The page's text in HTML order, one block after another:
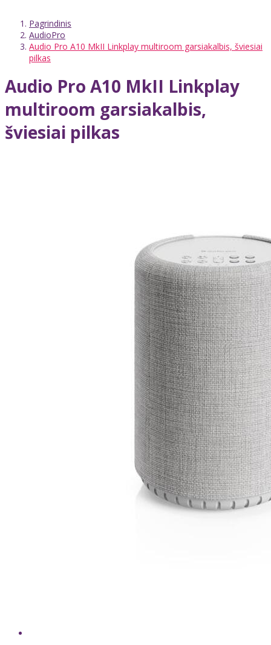
Pagrindinis
AudioPro
Audio Pro A10 MkII Linkplay multiroom garsiakalbis, šviesiai
pilkas
Audio Pro A10 MkII Linkplay
multiroom garsiakalbis,
šviesiai pilkas